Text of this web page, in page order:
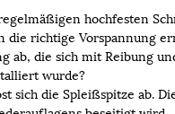
hochfesten
richtige Vorspannung
ab, die sich mit Reibung
wurde?
die Spleißspitze ab.